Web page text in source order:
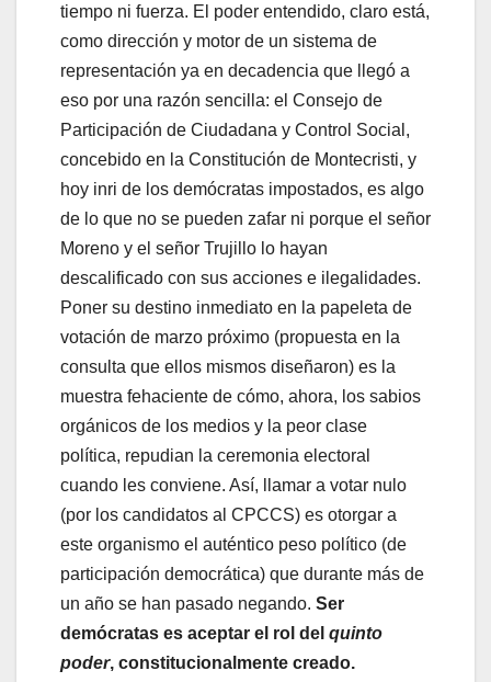
tiempo ni fuerza. El poder entendido, claro está,
como dirección y motor de un sistema de
representación ya en decadencia que llegó a
eso por una razón sencilla: el Consejo de
Participación de Ciudadana y Control Social,
concebido en la Constitución de Montecristi, y
hoy inri de los demócratas impostados, es algo
de lo que no se pueden zafar ni porque el señor
Moreno y el señor Trujillo lo hayan
descalificado con sus acciones e ilegalidades.
Poner su destino inmediato en la papeleta de
votación de marzo próximo (propuesta en la
consulta que ellos mismos diseñaron) es la
muestra fehaciente de cómo, ahora, los sabios
orgánicos de los medios y la peor clase
política, repudian la ceremonia electoral
cuando les conviene. Así, llamar a votar nulo
(por los candidatos al CPCCS) es otorgar a
este organismo el auténtico peso político (de
participación democrática) que durante más de
un año se han pasado negando. Ser
demócratas es aceptar el rol del quinto
poder, constitucionalmente creado.